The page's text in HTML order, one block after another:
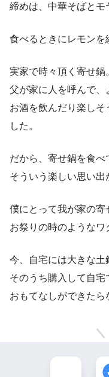
締めは、中華そばとモ
食べるときにレモンを
実家で時々頂く寄せ鍋
父が家に人を呼んで、
お酒を飲んだり楽しそ
した。
だから、寄せ鍋を食べ
そういう楽しい思い出
僕にとって我が家の寄
お祭りの時のようなワ
今、自宅には大きな土
そのうち購入して自宅
おもてなしができたら